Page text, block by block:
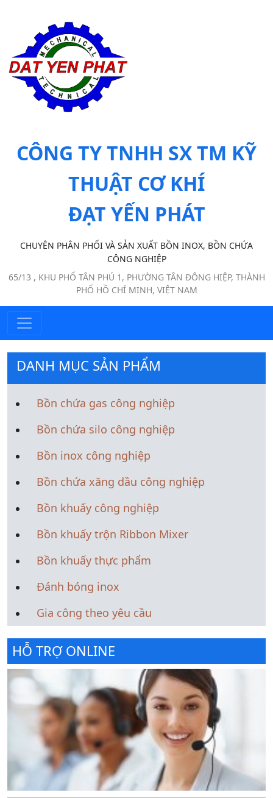
CÔNG TY TNHH SX TM KỸ
THUẬT CƠ KHÍ
ĐẠT YẾN PHÁT
CHUYÊN PHÂN PHỐI VÀ SẢN XUẤT BỒN INOX, BỒN CHỨA
CÔNG NGHIỆP
65/13 , KHU PHỐ TÂN PHÚ 1, PHƯỜNG TÂN ĐÔNG HIỆP, THÀNH
PHỐ HỒ CHÍ MINH, VIỆT NAM
DANH MỤC SẢN PHẨM
Bồn chứa gas công nghiệp
Bồn chứa silo công nghiệp
Bồn inox công nghiệp
Bồn chứa xăng dầu công nghiệp
Bồn khuấy công nghiệp
Bồn khuấy trộn Ribbon Mixer
Bồn khuấy thực phẩm
Đánh bóng inox
Gia công theo yêu cầu
HỖ TRỢ ONLINE